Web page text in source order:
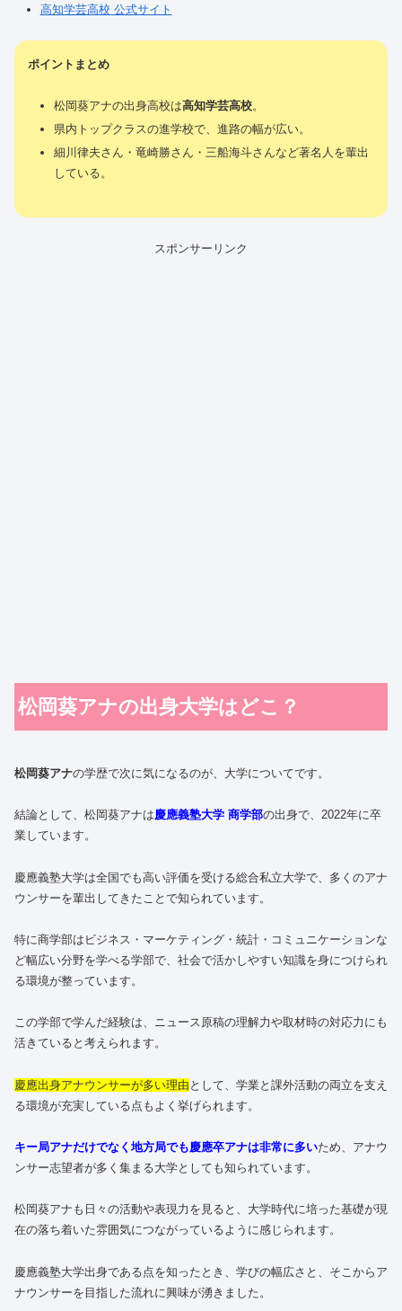
高知学芸高校 公式サイト
ポイントまとめ
松岡葵アナの出身高校は高知学芸高校。
県内トップクラスの進学校で、進路の幅が広い。
細川律夫さん・竜崎勝さん・三船海斗さんなど著名人を輩出
している。
スポンサーリンク
松岡葵アナの出身大学はどこ？
松岡葵アナの学歴で次に気になるのが、大学についてです。
結論として、松岡葵アナは慶應義塾大学 商学部の出身で、2022年に卒
業しています。
慶應義塾大学は全国でも高い評価を受ける総合私立大学で、多くのアナ
ウンサーを輩出してきたことで知られています。
特に商学部はビジネス・マーケティング・統計・コミュニケーションな
ど幅広い分野を学べる学部で、社会で活かしやすい知識を身につけられ
る環境が整っています。
この学部で学んだ経験は、ニュース原稿の理解力や取材時の対応力にも
活きていると考えられます。
慶應出身アナウンサーが多い理由 として、学業と課外活動の両立を支え
る環境が充実している点もよく挙げられます。
キー局アナだけでなく地方局でも慶應卒アナは非常に多いため、アナウ
ンサー志望者が多く集まる大学としても知られています。
松岡葵アナも日々の活動や表現力を見ると、大学時代に培った基礎が現
在の落ち着いた雰囲気につながっているように感じられます。
慶應義塾大学出身である点を知ったとき、学びの幅広さと、そこからア
ナウンサーを目指した流れに興味が湧きました。